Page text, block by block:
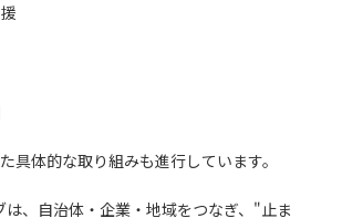
具体的な取り組みも進行しています。
、自治体・企業・地域をつなぎ、"止ま